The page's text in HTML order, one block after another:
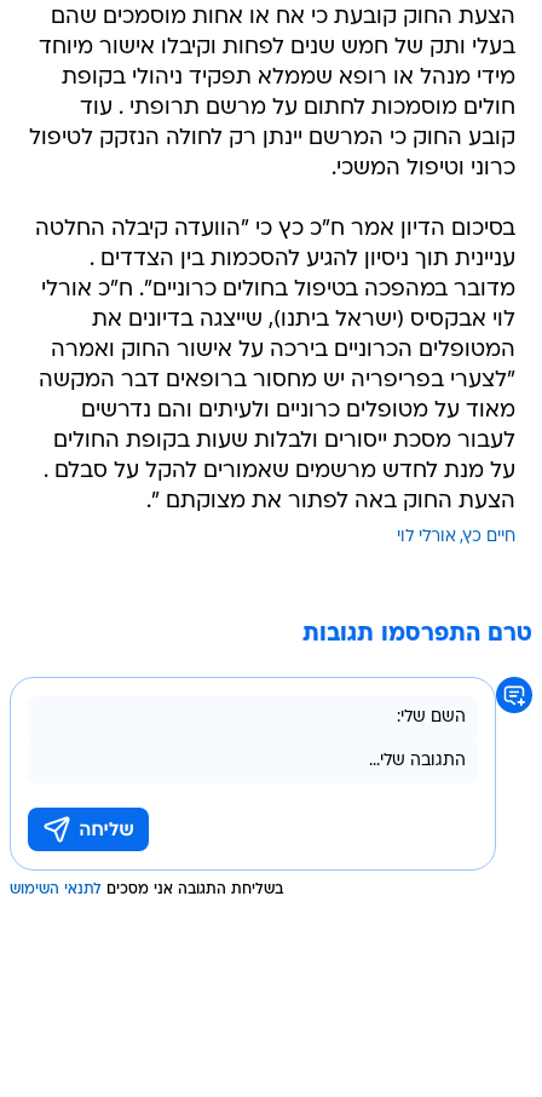
הצעת החוק קובעת כי אח או אחות מוסמכים שהם
בעלי ותק של חמש שנים לפחות וקיבלו אישור מיוחד
מידי מנהל או רופא שממלא תפקיד ניהולי בקופת
חולים מוסמכות לחתום על מרשם תרופתי . עוד
קובע החוק כי המרשם יינתן רק לחולה הנזקק לטיפול
כרוני וטיפול המשכי.
בסיכום הדיון אמר ח"כ כץ כי "הוועדה קיבלה החלטה
עניינית תוך ניסיון להגיע להסכמות בין הצדדים .
מדובר במהפכה בטיפול בחולים כרוניים". ח"כ אורלי
לוי אבקסיס (ישראל ביתנו), שייצגה בדיונים את
המטופלים הכרוניים בירכה על אישור החוק ואמרה
"לצערי בפריפריה יש מחסור ברופאים דבר המקשה
מאוד על מטופלים כרוניים ולעיתים והם נדרשים
לעבור מסכת ייסורים ולבלות שעות בקופת החולים
על מנת לחדש מרשמים שאמורים להקל על סבלם .
הצעת החוק באה לפתור את מצוקתם ".
חיים כץ אורלי לוי
טרם התפרסמו תגובות
בשליחת התגובה אני מסכים לתנאי השימוש